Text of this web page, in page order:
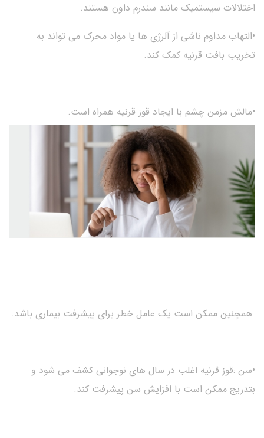
اختلالات سیستمیک مانند سندرم داون هستند.
•التهاب مداوم ناشی از آلرژی ها یا مواد محرک می تواند به
تخریب بافت قرنیه کمک کند.
•مالش مزمن چشم با ایجاد قوز قرنیه همراه است.
همچنین ممکن است یک عامل خطر برای پیشرفت بیماری باشد.
•سن :قوز قرنیه اغلب در سال های نوجوانی کشف می شود و
بتدریج ممکن است با افزایش سن پیشرفت کند.